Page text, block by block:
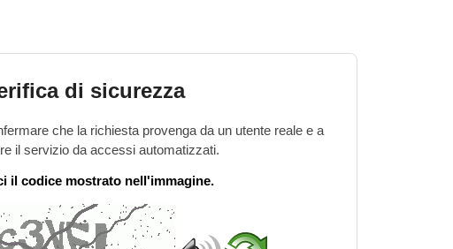
di sicurezza
che la richiesta provenga da un utente reale e a
il servizio da accessi automatizzati.
il codice mostrato nell'immagine.